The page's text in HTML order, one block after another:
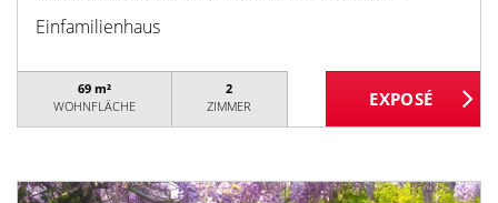
Einfamilienhaus
69 m²
WOHNFLÄCHE
2
ZIMMER